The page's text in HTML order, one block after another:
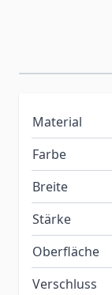
Material
Farbe
Breite
Stärke
Oberfläche
Verschluss